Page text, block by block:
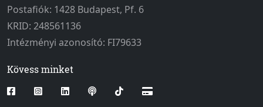
Postafiók: 1428 Budapest, Pf. 6
KRID: 248561136
Intézményi azonosító: FI79633
Kövess minket